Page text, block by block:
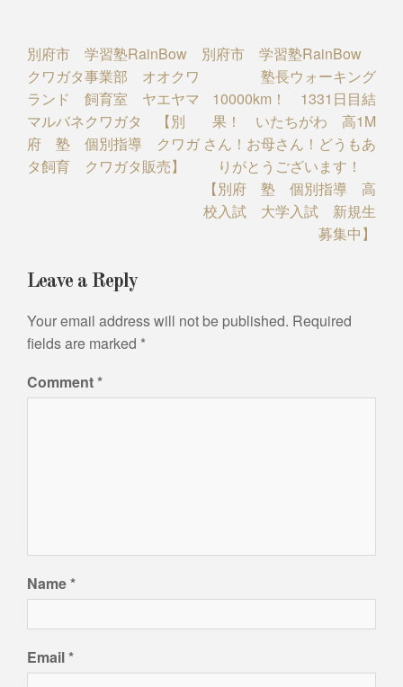
Post
navigation
別府市 学習塾RainBow
クワガタ事業部 オオクワ
ランド 飼育室 ヤエヤマ
マルバネクワガタ 【別
府 塾 個別指導 クワガ
タ飼育 クワガタ販売】
別府市 学習塾RainBow
塾長ウォーキング
10000km！ 1331日目結
果！ いたちがわ 高1M
さん！お母さん！どうもあ
りがとうございます！
【別府 塾 個別指導 高
校入試 大学入試 新規生
募集中】
Leave a Reply
Your email address will not be published. Required
fields are marked *
Comment*
Name*
Email*